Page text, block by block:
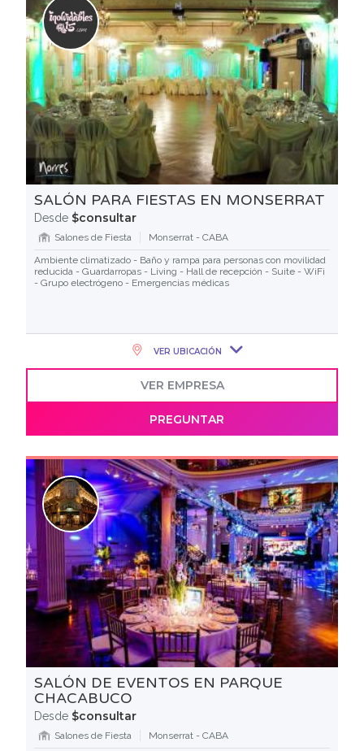
SALÓN PARA FIESTAS EN MONSERRAT
Desde $consultar
Salones de Fiesta
Monserrat - CABA
Ambiente climatizado - Baño y rampa para personas con movilidad
reducida - Guardarropas - Living - Hall de recepción - Suite - WiFi
- Grupo electrógeno - Emergencias médicas
VER UBICACIÓN
VER EMPRESA
PREGUNTAR
SALÓN DE EVENTOS EN PARQUE
CHACABUCO
Desde $consultar
Salones de Fiesta
Monserrat - CABA